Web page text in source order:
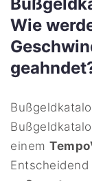
Wie
einem